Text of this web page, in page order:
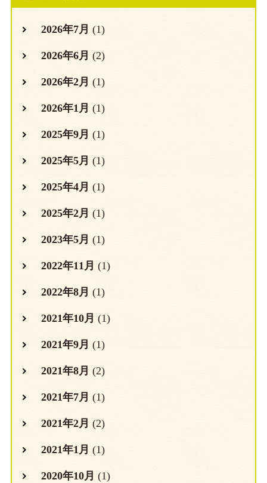
2026年7月 (1)
2026年6月 (2)
2026年2月 (1)
2026年1月 (1)
2025年9月 (1)
2025年5月 (1)
2025年4月 (1)
2025年2月 (1)
2023年5月 (1)
2022年11月 (1)
2022年8月 (1)
2021年10月 (1)
2021年9月 (1)
2021年8月 (2)
2021年7月 (1)
2021年2月 (2)
2021年1月 (1)
2020年10月 (1)